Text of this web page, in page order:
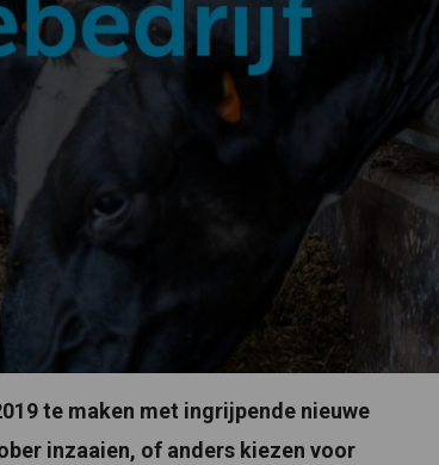
te maken met ingrijpende nieuwe
inzaaien, of anders kiezen voor